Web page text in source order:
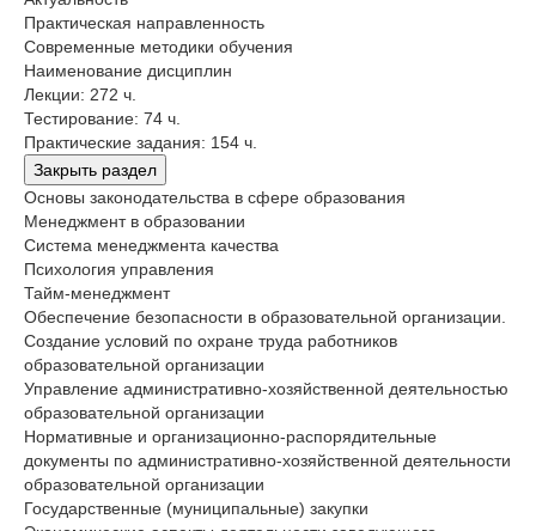
Практическая направленность
Современные методики обучения
Наименование дисциплин
Лекции: 272 ч.
Тестирование: 74 ч.
Практические задания: 154 ч.
Закрыть раздел
Основы законодательства в сфере образования
Менеджмент в образовании
Система менеджмента качества
Психология управления
Тайм-менеджмент
Обеспечение безопасности в образовательной организации.
Создание условий по охране труда работников
образовательной организации
Управление административно-хозяйственной деятельностью
образовательной организации
Нормативные и организационно-распорядительные
документы по административно-хозяйственной деятельности
образовательной организации
Государственные (муниципальные) закупки